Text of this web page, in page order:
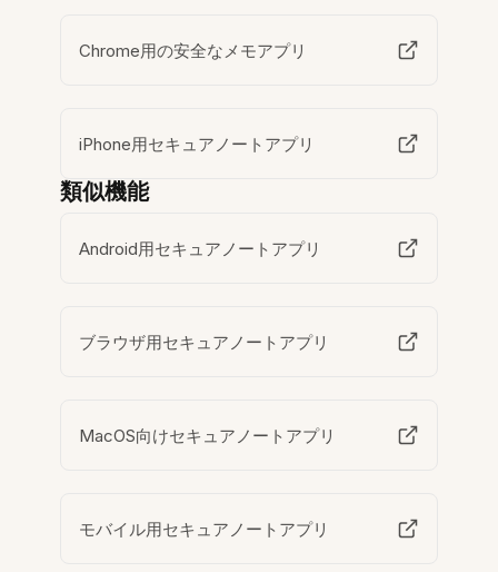
Chrome用の安全なメモアプリ
iPhone用セキュアノートアプリ
類似機能
Android用セキュアノートアプリ
ブラウザ用セキュアノートアプリ
MacOS向けセキュアノートアプリ
モバイル用セキュアノートアプリ